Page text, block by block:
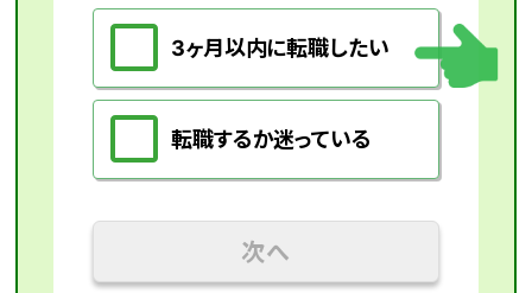
3ヶ月以内に転職したい
転職するか迷っている
次へ